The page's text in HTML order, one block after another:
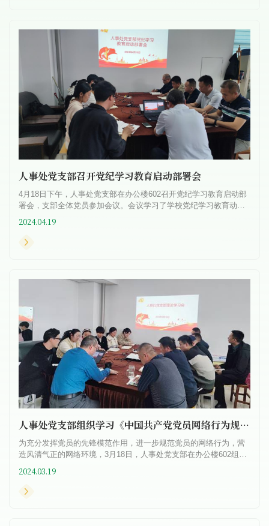
省本科高校青年骨...
人事处党支部召开党纪学习教育启动部署会
4月18日下午，人事处党支部在办公楼602召开党纪学习教育启动部
署会，支部全体党员参加会议。会议学习了学校党纪学习教育动员
2024.04.19
人事处党支部组织学习《中国共产党党员网络行为规定​》
为充分发挥党员的先锋模范作用，进一步规范党员的网络行为，营
造风清气正的网络环境，3月18日，人事处党支部在办公楼602组织
学...
2024.03.19